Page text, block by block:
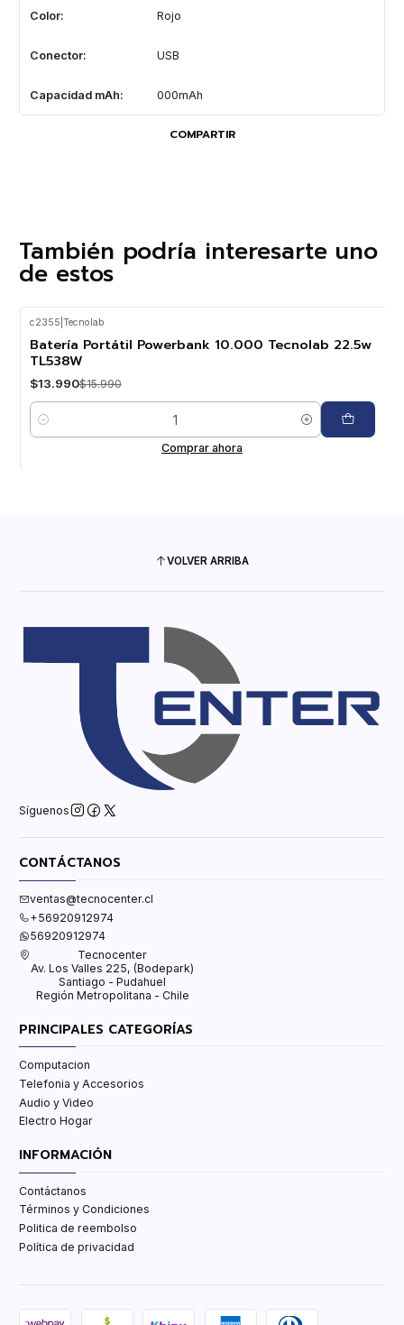
Color: Rojo
Conector: USB
Capacidad mAh: 000mAh
COMPARTIR
También podría interesarte uno
de estos
c2355 Tecnolab
Batería Portátil Powerbank 10.000 Tecnolab 22.5w
TL538W
$13.990$15.990
Cantidad
Comprar ahora
VOLVER ARRIBA
Síguenos
CONTÁCTANOS
ventas@tecnocenter.cl
+56920912974
56920912974
Tecnocenter
Av. Los Valles 225, (Bodepark)
Santiago - Pudahuel
Región Metropolitana - Chile
PRINCIPALES CATEGORÍAS
Computacion
Telefonia y Accesorios
Audio y Video
Electro Hogar
INFORMACIÓN
Contáctanos
Términos y Condiciones
Politica de reembolso
Política de privacidad